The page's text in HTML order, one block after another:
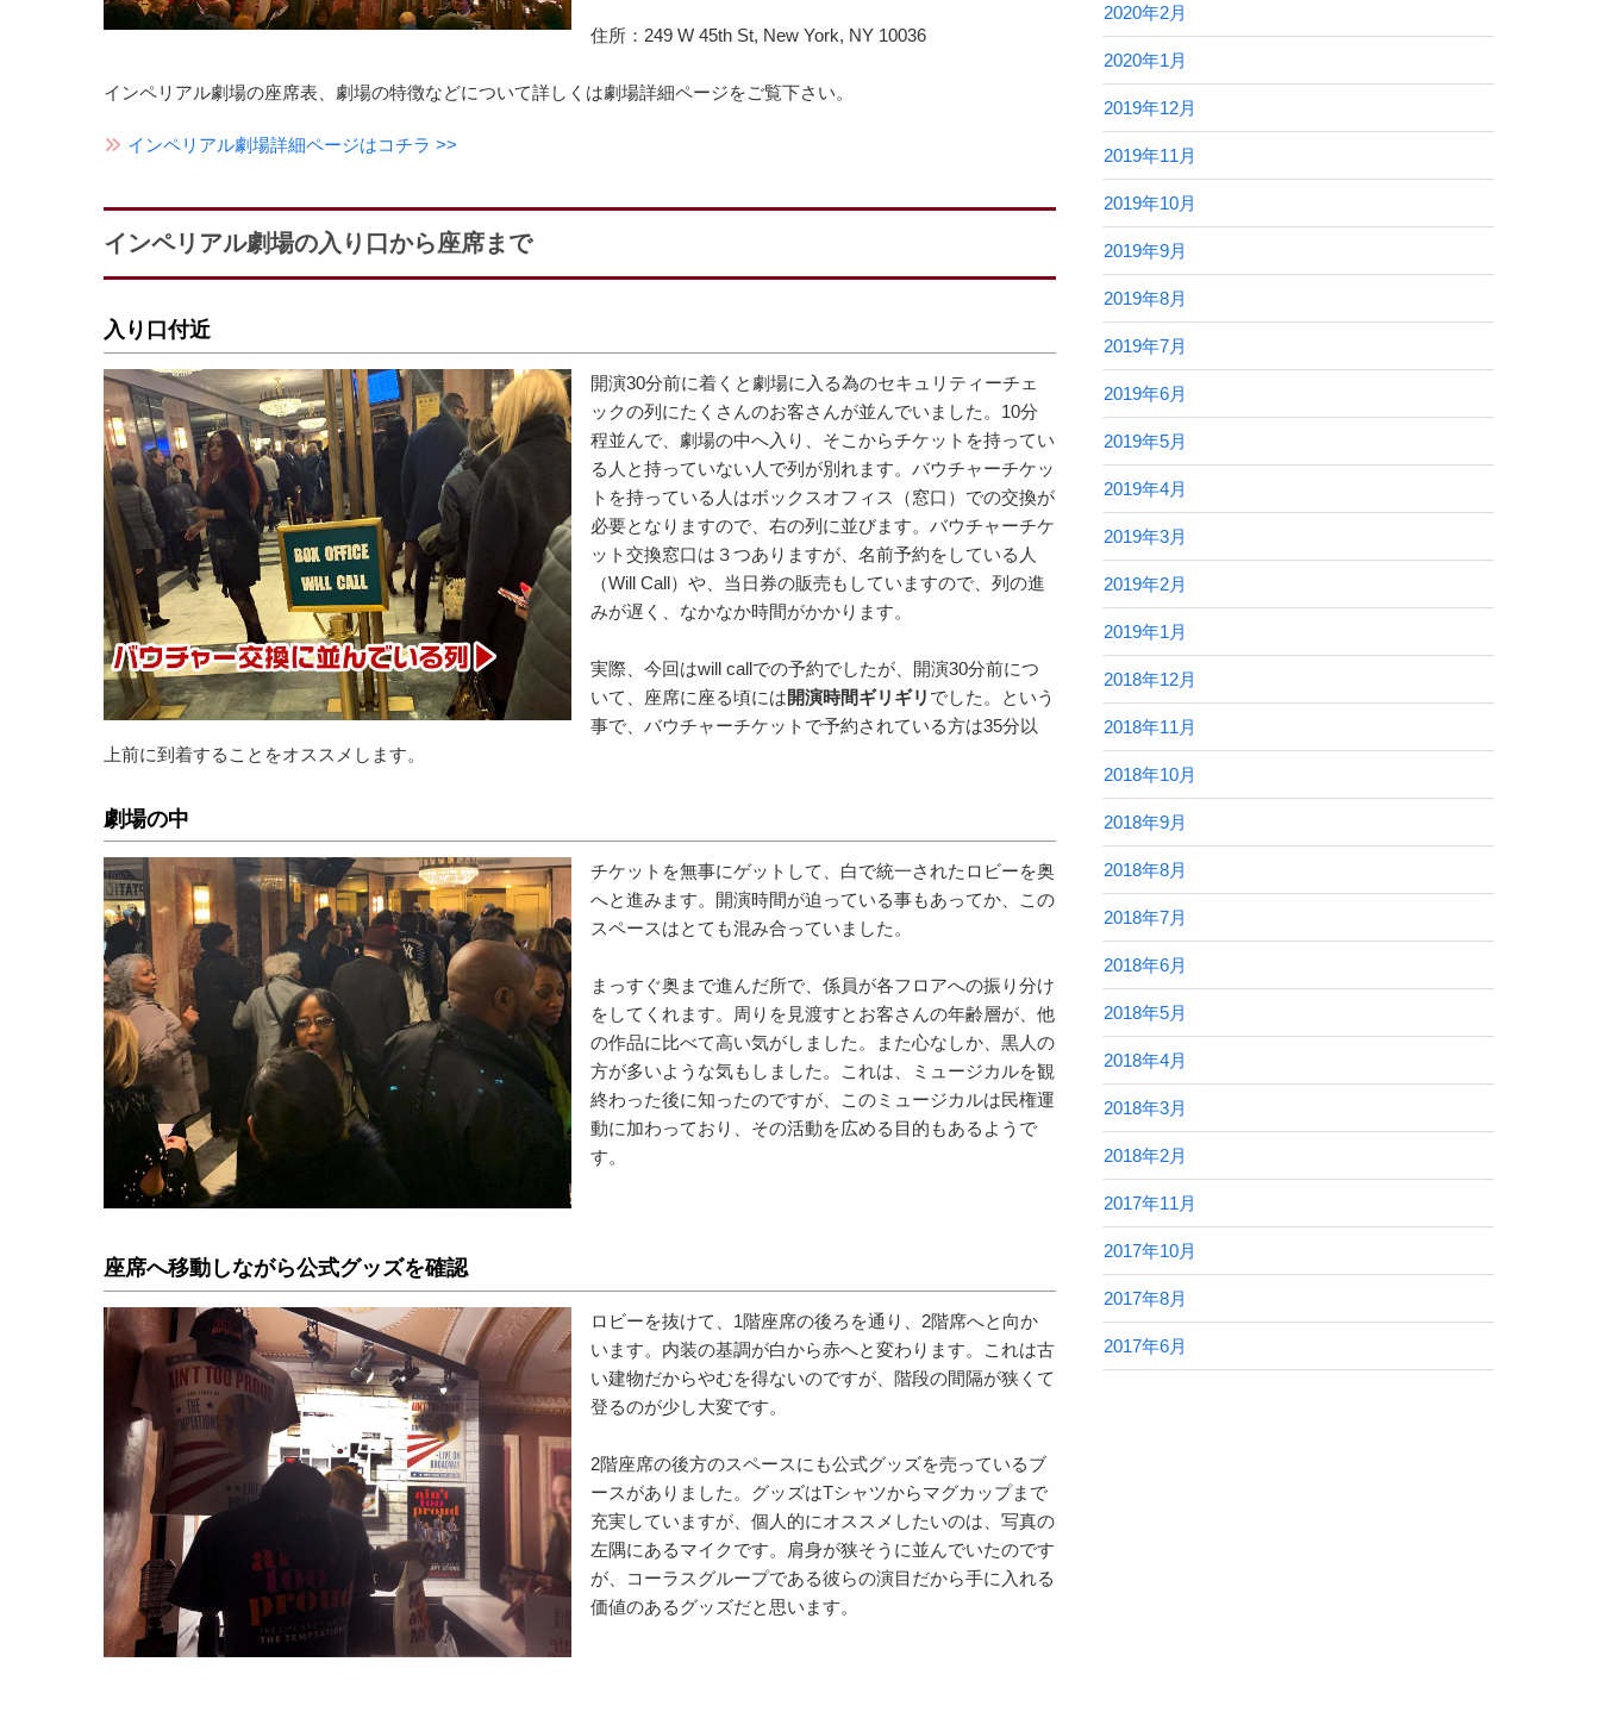
住所：249 W 45th St, New York, NY 10036
インペリアル劇場の座席表、劇場の特徴などについて詳しくは劇場詳細ページをご覧下さい。
インペリアル劇場詳細ページはコチラ >>
インペリアル劇場の入り口から座席まで
入り口付近
開演30分前に着くと劇場に入る為のセキュリティーチェ
ックの列にたくさんのお客さんが並んでいました。10分
程並んで、劇場の中へ入り、そこからチケットを持ってい
る人と持っていない人で列が別れます。バウチャーチケッ
トを持っている人はボックスオフィス（窓口）での交換が
必要となりますので、右の列に並びます。バウチャーチケ
ット交換窓口は３つありますが、名前予約をしている人
（Will Call）や、当日券の販売もしていますので、列の進
みが遅く、なかなか時間がかかります。
実際、今回はwill callでの予約でしたが、開演30分前につ
いて、座席に座る頃には開演時間ギリギリ でした。という
事で、バウチャーチケットで予約されている方は35分以
上前に到着することをオススメします。
劇場の中
チケットを無事にゲットして、白で統一されたロビーを奥
へと進みます。開演時間が迫っている事もあってか、この
スペースはとても混み合っていました。
まっすぐ奥まで進んだ所で、係員が各フロアへの振り分け
をしてくれます。周りを見渡すとお客さんの年齢層が、他
の作品に比べて高い気がしました。また心なしか、黒人の
方が多いような気もしました。これは、ミュージカルを観
終わった後に知ったのですが、このミュージカルは民権運
動に加わっており、その活動を広める目的もあるようで
す。
座席へ移動しながら公式グッズを確認
ロビーを抜けて、1階座席の後ろを通り、2階席へと向か
います。内装の基調が白から赤へと変わります。これは古
い建物だからやむを得ないのですが、階段の間隔が狭くて
登るのが少し大変です。
2階座席の後方のスペースにも公式グッズを売っているブ
ースがありました。グッズはTシャツからマグカップまで
充実していますが、個人的にオススメしたいのは、写真の
左隅にあるマイクです。肩身が狭そうに並んでいたのです
が、コーラスグループである彼らの演目だから手に入れる
価値のあるグッズだと思います。
2020年2月
2020年1月
2019年12月
2019年11月
2019年10月
2019年9月
2019年8月
2019年7月
2019年6月
2019年5月
2019年4月
2019年3月
2019年2月
2019年1月
2018年12月
2018年11月
2018年10月
2018年9月
2018年8月
2018年7月
2018年6月
2018年5月
2018年4月
2018年3月
2018年2月
2017年11月
2017年10月
2017年8月
2017年6月